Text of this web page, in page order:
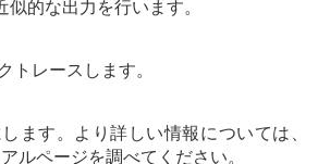
的な出力を行います。
トレースします。
ます。より詳しい情報については、
ページを調べてください。